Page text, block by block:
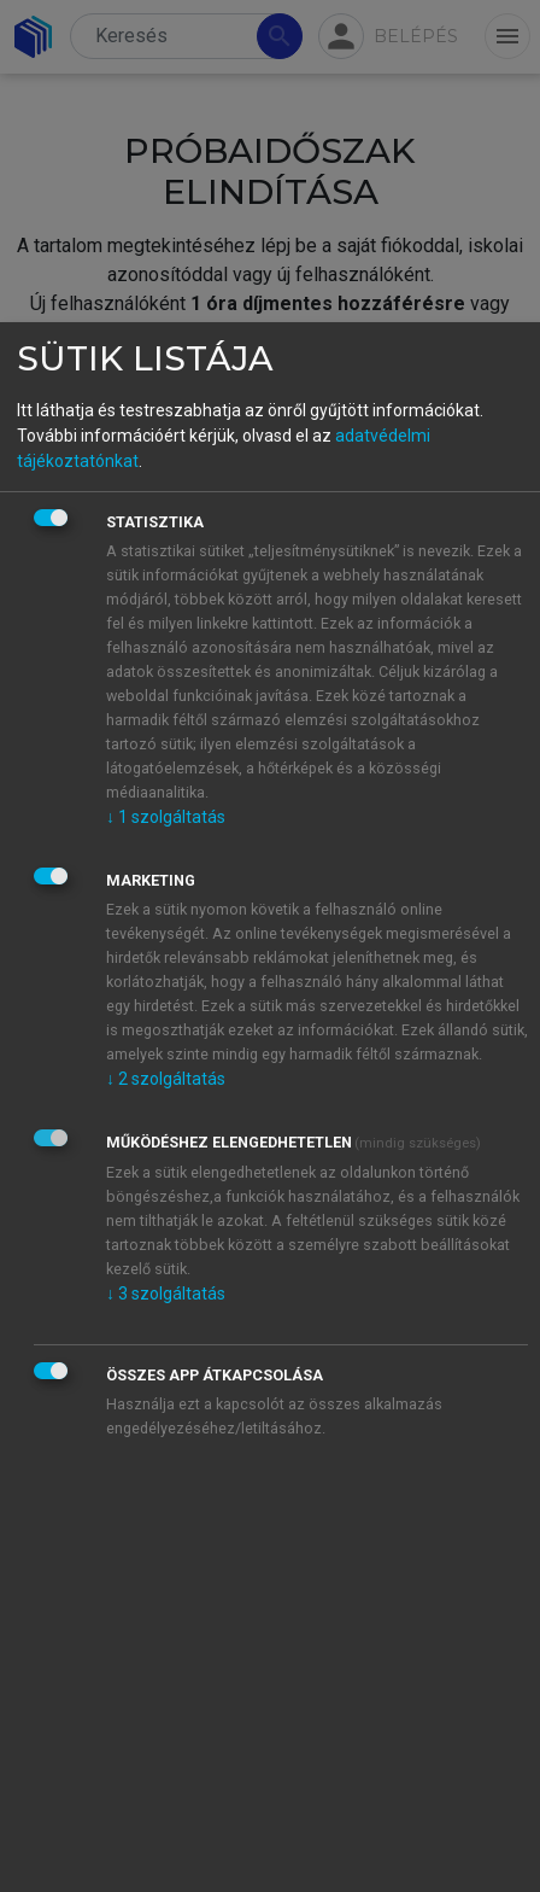
search person BELÉPÉS menu
PRÓBAIDŐSZAK
ELINDÍTÁSA
A tartalom megtekintéséhez lépj be a saját fiókoddal, iskolai
azonosítóddal vagy új felhasználóként.
Új felhasználóként 1 óra díjmentes hozzáférésre vagy
fiókoddal,vagy hozz létre új fiókot.
A regisztráció után apróbaidőszakautomatikusan
BELÉPÉS SAJÁT FIÓKKAL
ÚJ FIÓK LÉTREHOZÁSA
1 óra díjmentes hozzáférés
E-MAIL-CÍM
JELSZÓ
JELSZÓ ÚJRA
Kérek értesítést a MeRSZ újdonságairól, akcióiról.
Kérek értesítést az Akadémiai Kiadó Zrt. újdonságairól,
Adatkezelési tájékoztatóbanfoglaltakat tudomásul
veszem és elfogadom.
Általános vásárlási feltételeket, valamint a szotar.netés a
mersz.huoldalak licencszerződéseiben foglaltakat
tudomásul veszem és elfogadom.
KIPRÓBÁLOM
SÜTIK LISTÁJA
Itt láthatja és testreszabhatja az önről gyűjtött információkat.
További információért kérjük, olvasd el az adatvédelmi
tájékoztatónkat
STATISZTIKA
A statisztikai sütiket „teljesítménysütiknek” is nevezik. Ezek a
sütik információkat gyűjtenek a webhely használatának
módjáról, többek között arról, hogy milyen oldalakat keresett
fel és milyen linkekre kattintott. Ezek az információk a
felhasználó azonosítására nem használhatóak, mivel az
adatok összesítettek és anonimizáltak. Céljuk kizárólag a
weboldal funkcióinak javítása. Ezek közé tartoznak a
harmadik féltől származó elemzési szolgáltatásokhoz
tartozó sütik; ilyen elemzési szolgáltatások a
látogatóelemzések, a hőtérképek és a közösségi
médiaanalitika.
↓ 1 szolgáltatás
MARKETING
Ezek a sütik nyomon követik a felhasználó online
tevékenységét. Az online tevékenységek megismerésével a
hirdetők relevánsabb reklámokat jeleníthetnek meg, és
korlátozhatják, hogy a felhasználó hány alkalommal láthat
egy hirdetést. Ezek a sütik más szervezetekkel és hirdetőkkel
is megoszthatják ezeket az információkat. Ezek állandó sütik,
amelyek szinte mindig egy harmadik féltől származnak.
↓ 2 szolgáltatás
MŰKÖDÉSHEZ ELENGEDHETETLEN (mindig szükséges)
Ezek a sütik elengedhetetlenek az oldalunkon történő
böngészéshez,a funkciók használatához, és a felhasználók
nem tilthatják le azokat. A feltétlenül szükséges sütik közé
tartoznak többek között a személyre szabott beállításokat
kezelő sütik.
↓ 3 szolgáltatás
ÖSSZES APP ÁTKAPCSOLÁSA
Használja ezt a kapcsolót az összes alkalmazás
engedélyezéséhez/letiltásához.